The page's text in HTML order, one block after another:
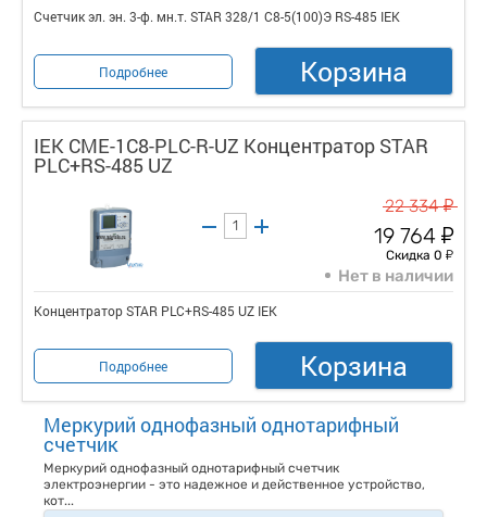
Счетчик эл. эн. 3-ф. мн.т. STAR 328/1 С8-5(100)Э RS-485 IEK
Подробнее Корзина
IEK CME-1C8-PLC-R-UZ Концентратор STAR
PLC+RS-485 UZ
22 334у
19 764 у
Скидка 0 у
Нет в наличии
Концентратор STAR PLC+RS-485 UZ IEK
Подробнее Корзина
Меркурий однофазный однотарифный
счетчик
Меркурий однофазный однотарифный счетчик
электроэнергии - это надежное и действенное устройство,
кот...